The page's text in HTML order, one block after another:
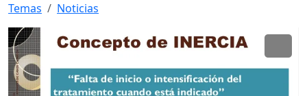
Temas Noticias